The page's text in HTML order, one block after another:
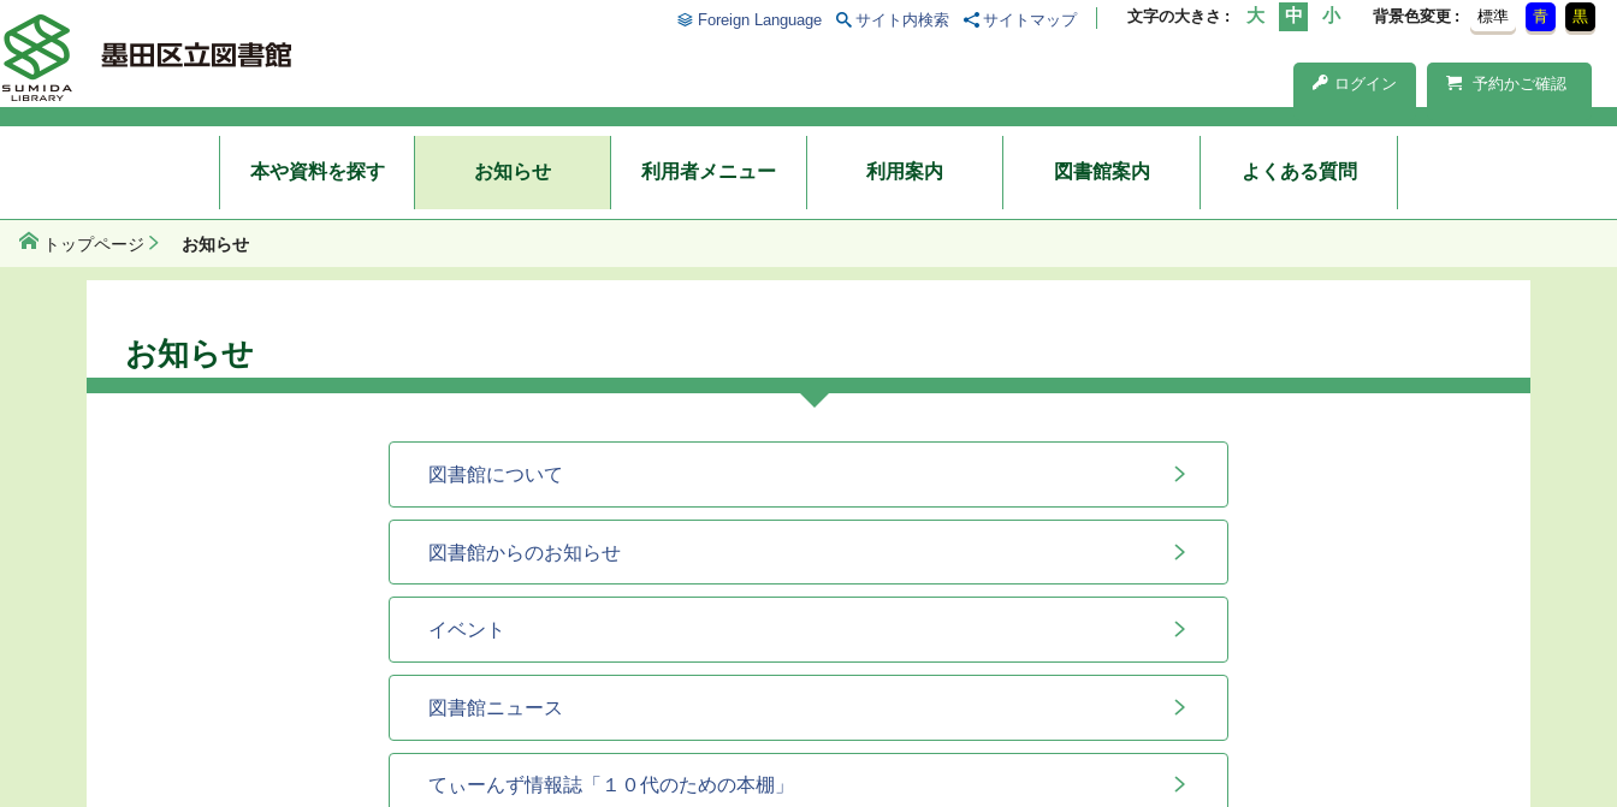
文字の大きさ 背景色変更 標準 青 黒
ログイン 予約かご確認
Foreign Language サイト内検索 サイトマップ
本や資料を探す お知らせ 利用者メニュー 利用案内 図書館案内 よくある質問
トップページ お知らせ
お知らせ
図書館について
図書館からのお知らせ
イベント
図書館ニュース
てぃーんず情報誌「１０代のための本棚」